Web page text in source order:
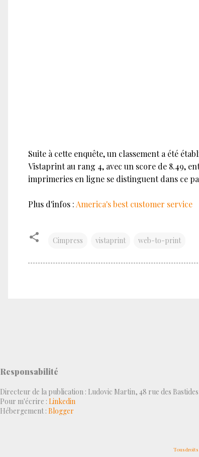
Suite à cette enquête, un classement a été
Vistaprint au rang 4, avec un score de 8.49,
imprimeries en ligne se distinguent dans ce
Plus d'infos : America's best customer service
Cimpress vistaprint web-to-print
Responsabilité
Directeur de la publication : Ludovic Martin, 48 rue des
Pour m'écrire : Linkedin
Hébergement : Blogger
Tous droits